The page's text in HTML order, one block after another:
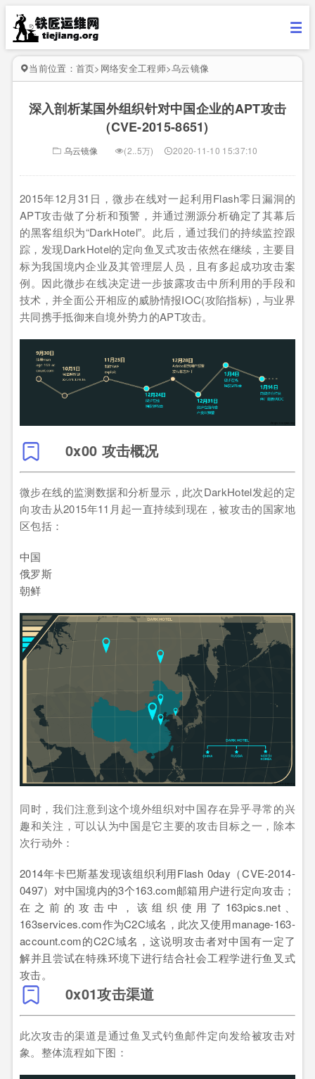
当前位置： 首页> 网络安全工程师>乌云镜像
深入剖析某国外组织针对中国企业的APT攻击
(CVE-2015-8651)
乌云镜像 (2..5万) 2020-11-10 15:37:10
2015年12月31日，微步在线对一起利用Flash零日漏洞的
APT攻击做了分析和预警，并通过溯源分析确定了其幕后
的黑客组织为“DarkHotel”。此后，通过我们的持续监控跟
踪，发现DarkHotel的定向鱼叉式攻击依然在继续，主要目
标为我国境内企业及其管理层人员，且有多起成功攻击案
例。因此微步在线决定进一步披露攻击中所利用的手段和
技术，并全面公开相应的威胁情报IOC(攻陷指标)，与业界
共同携手抵御来自境外势力的APT攻击。
0x00 攻击概况
微步在线的监测数据和分析显示，此次DarkHotel发起的定
向攻击从2015年11月起一直持续到现在，被攻击的国家地
区包括：
中国
俄罗斯
朝鲜
同时，我们注意到这个境外组织对中国存在异乎寻常的兴
趣和关注，可以认为中国是它主要的攻击目标之一，除本
次行动外：
2014年卡巴斯基发现该组织利用Flash 0day（CVE-2014-
0497）对中国境内的3个163.com邮箱用户进行定向攻击；
在之前的攻击中，该组织使用了163pics.net、
163services.com作为C2C域名，此次又使用manage-163-
account.com的C2C域名，这说明攻击者对中国有一定了
解并且尝试在特殊环境下进行结合社会工程学进行鱼叉式
攻击。
0x01攻击渠道
此次攻击的渠道是通过鱼叉式钓鱼邮件定向发给被攻击对
象。整体流程如下图：